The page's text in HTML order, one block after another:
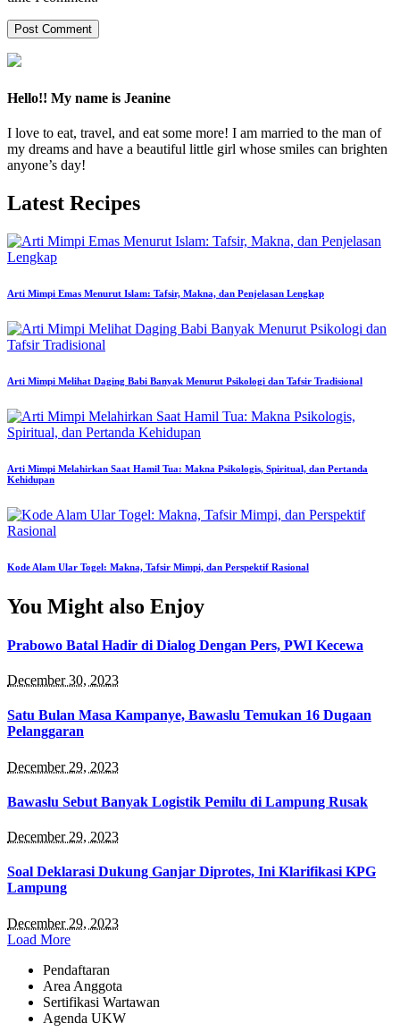
Hello!! My name is Jeanine
I love to eat, travel, and eat some more! I am married to the man of
my dreams and have a beautiful little girl whose smiles can brighten
anyone’s day!
Latest Recipes
Arti Mimpi Emas Menurut Islam: Tafsir, Makna, dan Penjelasan Lengkap
Arti Mimpi Melihat Daging Babi Banyak Menurut Psikologi dan Tafsir Tradisional
Arti Mimpi Melahirkan Saat Hamil Tua: Makna Psikologis, Spiritual, dan Pertanda
Kehidupan
Kode Alam Ular Togel: Makna, Tafsir Mimpi, dan Perspektif Rasional
You Might also Enjoy
Prabowo Batal Hadir di Dialog Dengan Pers, PWI Kecewa
December 30, 2023
Satu Bulan Masa Kampanye, Bawaslu Temukan 16 Dugaan
Pelanggaran
December 29, 2023
Bawaslu Sebut Banyak Logistik Pemilu di Lampung Rusak
December 29, 2023
Soal Deklarasi Dukung Ganjar Diprotes, Ini Klarifikasi KPG
Lampung
December 29, 2023
Load More
Pendaftaran
Area Anggota
Sertifikasi Wartawan
Agenda UKW